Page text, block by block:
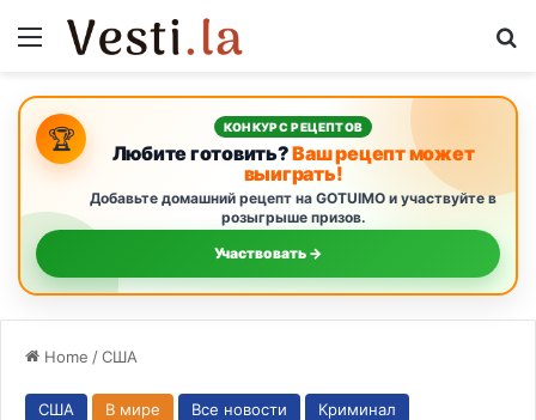
Menu
🏆 КОНКУРС РЕЦЕПТОВ
Любите готовить?Ваш рецепт может
выиграть!
Добавьте домашний рецепт на GOTUIMO и участвуйте в
розыгрыше призов.
Участвовать →
Home /США
США В мире Все новости Криминал